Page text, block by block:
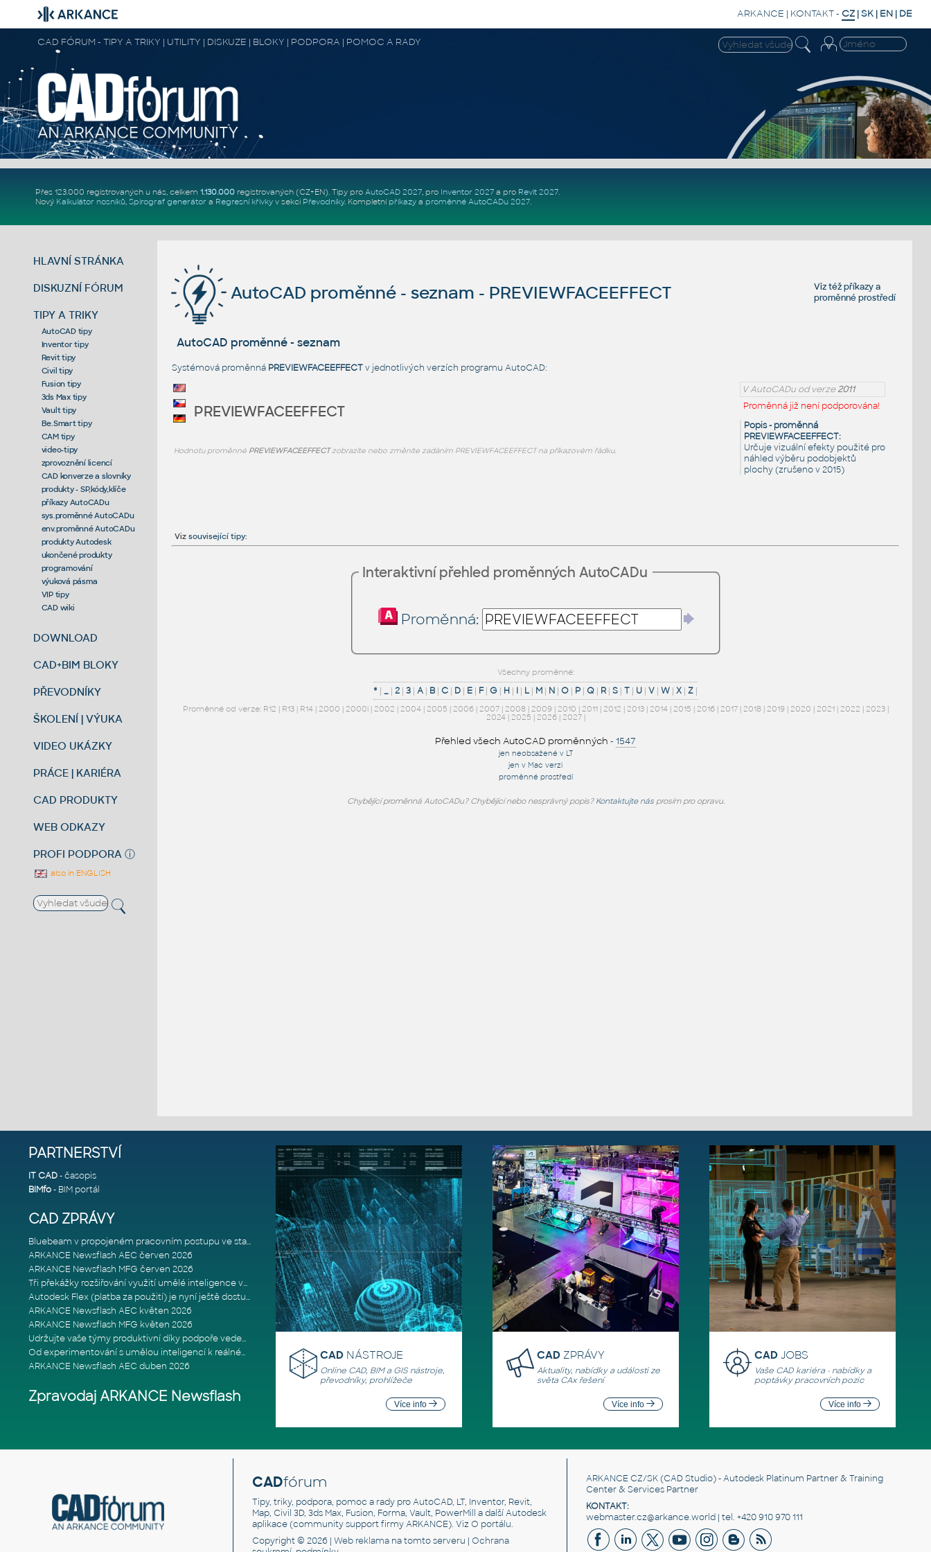
ARKANCE | KONTAKT- CZ |SK | EN | DE
CAD FÓRUM - TIPY A TRIKY | UTILITY | DISKUZE | BLOKY | PODPORA | POMOC A RADY
Přes 123.000 registrovaných u nás, celkem 1.130.000registrovaných (CZ+EN). Tipy pro AutoCAD 2027, pro Inventor 2027a pro Revit 2027.
Nový Kalkulátor nosníků, Spirograf generátor a Regresní křivkyv sekci Převodníky. Kompletní příkazya proměnné AutoCADu 2027.
HLAVNÍ STRÁNKA
DISKUZNÍ FÓRUM
TIPY A TRIKY
AutoCAD tipy
Inventor tipy
Revit tipy
Civil tipy
Fusion tipy
3ds Max tipy
Vault tipy
Be.Smart tipy
CAM tipy
video-tipy
zprovoznění licencí
CAD konverze a slovníky
produkty - SP,kódy,klíče
příkazy AutoCADu
sys.proměnné AutoCADu
env.proměnné AutoCADu
produkty Autodesk
ukončené produkty
programování
výuková pásma
VIP tipy
CAD wiki
DOWNLOAD
CAD+BIM BLOKY
PŘEVODNÍKY
ŠKOLENÍ | VÝUKA
VIDEO UKÁZKY
PRÁCE | KARIÉRA
CAD PRODUKTY
WEB ODKAZY
PROFI PODPORA ⓘ
also in ENGLISH
Viz téžpříkazya
proměnné prostředí
AutoCAD proměnné - seznam - PREVIEWFACEEFFECT
AutoCAD proměnné - seznam
Systémová proměnná PREVIEWFACEEFFECTv jednotlivých verzích programu AutoCAD:
V AutoCADu od verze2011
Proměnná již není podporována!
Popis - proměnná
PREVIEWFACEEFFECT:
Určuje vizuální efekty použité pro
náhled výběru podobjektů
plochy (zrušeno v 2015)
PREVIEWFACEEFFECT
Hodnotu proměnné PREVIEWFACEEFFECTzobrazíte nebo změníte zadáním PREVIEWFACEEFFECT na příkazovém řádku.
Viz související tipy:
Interaktivní přehled proměnných AutoCADu
Proměnná:
Všechny proměnné:
* | _ |2 |3 |A | B |C | D | E | F|G | H | I | L | M | N |O | P |Q | R |S |T | U |V |W |X |Z |
Proměnné od verze: R12 | R13| R14| 2000 | 2000i| 2002 | 2004| 2005 | 2006| 2007| 2008| 2009| 2010 | 2011| 2012 | 2013| 2014| 2015 | 2016| 2017| 2018| 2019| 2020 | 2021| 2022 | 2023|
2024| 2025 | 2026| 2027|
Přehled všech AutoCAD proměnných -1547
jen neobsažené v LT
jen v Mac verzi
proměnné prostředí
Chybějící proměnná AutoCADu? Chybějící nebo nesprávný popis? Kontaktujte násprosím pro opravu.
PARTNERSTVÍ
IT CAD- časopis
BIMfo- BIM portál
CAD ZPRÁVY
Bluebeam v propojeném pracovním postupu ve stavebnictví: Proč je int
ARKANCE Newsflash AEC červen 2026
ARKANCE Newsflash MFG červen 2026
Tři překážky rozšiřování využití umělé inteligence ve stavebním prům
Autodesk Flex (platba za použití) je nyní ještě dostupnější
ARKANCE Newsflash AEC květen 2026
ARKANCE Newsflash MFG květen 2026
Udržujte vaše týmy produktivní díky podpoře vedené odborníky
Od experimentování s umělou inteligencí k reálnému dopadu na podniká
ARKANCE Newsflash AEC duben 2026
Zpravodaj ARKANCE Newsflash
CAD NÁSTROJE
Online CAD, BIM a GIS nástroje,
převodníky, prohlížeče
Více info
CAD ZPRÁVY
Aktuality, nabídky a události ze
světa CAx řešení
Více info
CADJOBS
Vaše CAD kariéra - nabídky a
poptávky pracovních pozic
Více info
CADfórum
Tipy, triky, podpora, pomoc a rady pro AutoCAD, LT, Inventor, Revit,
Map, Civil 3D, 3ds Max, Fusion, Forma, Vault, PowerMill a další Autodesk
aplikace (community support firmy ARKANCE). Viz O portálu.
Copyright © 2026 | Web reklamana tomto serveru | Ochrana
ARKANCE CZ/SK(CAD Studio) - Autodesk Platinum Partner & Training
Center & Services Partner
KONTAKT:
webmaster.cz@arkance.world | tel. +420 910 970 111